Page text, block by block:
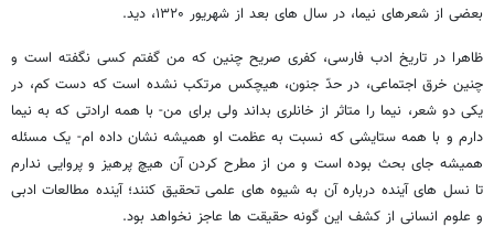
بعضی از شعرهای نیما، در سال های بعد از شهریور ۱۳۲۰، دید.
ظاهرا در تاریخ ادب فارسی، کفری صریح چنین که من گفتم کسی نگفته است و
چنین خرق اجتماعی، در حدّ جنون، هیچکس مرتکب نشده است که دست کم، در
یکی دو شعر، نیما را متاثر از خانلری بداند ولی برای من- با همه ارادتی که به نیما
دارم و با همه ستایشی که نسبت به عظمت او همیشه نشان داده ام- یک مسئله
همیشه جای بحث بوده است و من از مطرح کردن آن هیچ پرهیز و پروایی ندارم
تا نسل های آینده درباره آن به شیوه های علمی تحقیق کنند؛ آینده مطالعات ادبی
و علوم انسانی از کشف این گونه حقیقت ها عاجز نخواهد بود.